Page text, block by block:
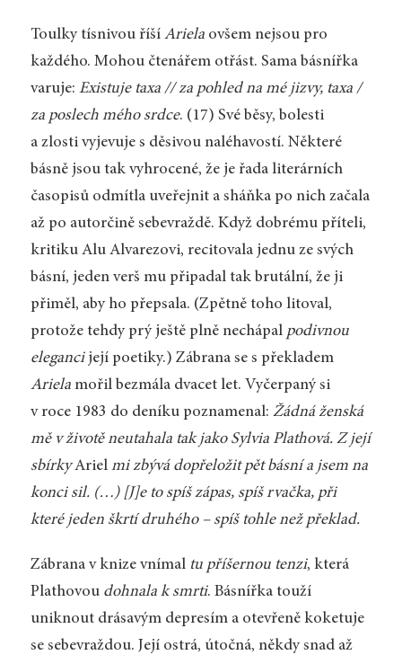
Toulky tísnivou říší Arielaovšem nejsou pro
každého. Mohou čtenářem otřást. Sama básnířka
varuje: Existuje taxa // za pohled na mé jizvy, taxa /
za poslech mého srdce. (17) Své běsy, bolesti
a zlosti vyjevuje s děsivou naléhavostí. Některé
básně jsou tak vyhrocené, že je řada literárních
časopisů odmítla uveřejnit a sháňka po nich začala
až po autorčině sebevraždě. Když dobrému příteli,
kritiku Alu Alvarezovi, recitovala jednu ze svých
básní, jeden verš mu připadal tak brutální, že ji
přiměl, aby ho přepsala. (Zpětně toho litoval,
protože tehdy prý ještě plně nechápal podivnou
elegancijejí poetiky.) Zábrana se s překladem
Arielamořil bezmála dvacet let. Vyčerpaný si
v roce 1983 do deníku poznamenal: Žádná ženská
mě v životě neutahala tak jako Sylvia Plathová. Z její
sbírkyArielmi zbývá dopřeložit pět básní a jsem na
konci sil. (…) [J]e to spíš zápas, spíš rvačka, při
které jeden škrtí druhého – spíš tohle než překlad.
Zábrana v knize vnímal tu příšernou tenzi, která
Plathovou dohnala k smrti. Básnířka touží
uniknout drásavým depresím a otevřeně koketuje
se sebevraždou. Její ostrá, útočná, někdy snad až